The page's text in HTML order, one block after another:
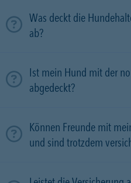
Was deckt die
ab?
Ist mein Hund mit der
abgedeckt?
Können Freunde mit
und sind trotzdem